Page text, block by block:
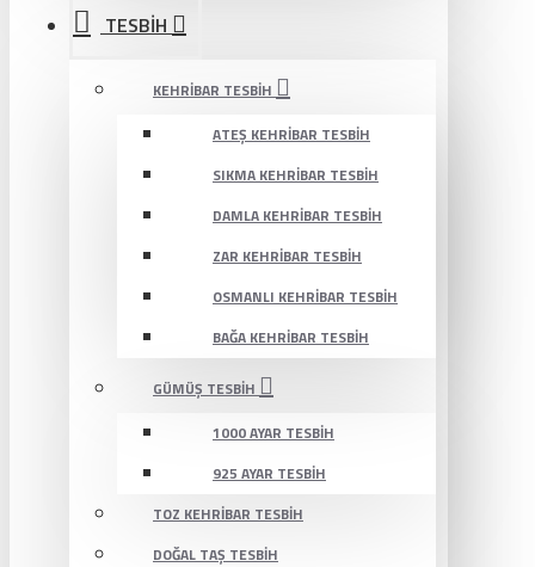
TESBİH
KEHRIBAR TESBIH
ATEŞ KEHRIBAR TESBIH
SIKMA KEHRIBAR TESBIH
DAMLA KEHRIBAR TESBIH
ZAR KEHRIBAR TESBIH
OSMANLI KEHRIBAR TESBIH
BAĞA KEHRIBAR TESBIH
GÜMÜŞ TESBIH
1000 AYAR TESBIH
925 AYAR TESBIH
TOZ KEHRIBAR TESBIH
DOĞAL TAŞ TESBIH